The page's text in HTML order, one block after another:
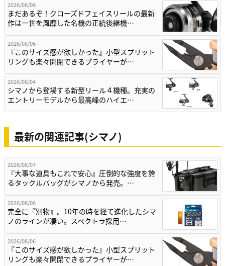
2026/08/06
まだあるぞ！クローズドフェイスリールの最新
作は一世を風靡した名機の正統後継機…
2026/08/06
『このサイズ感が欲しかった』小型スプリット
リングも楽々開閉できるプライヤーが…
2026/08/04
シマノから登場する新型リール４機種。充実の
エントリーモデルから最高峰のハイエ…
最新の関連記事(シマノ)
2026/08/07
『大事な道具もこれで安心』圧倒的な強度を誇
るタックルバッグがシマノから発売。…
2026/08/06
完全に『別物』。10年の時を経て進化したシマ
ノのラインが凄い。スペクトラ採用…
2026/08/06
『このサイズ感が欲しかった』小型スプリット
リングも楽々開閉できるプライヤーが…